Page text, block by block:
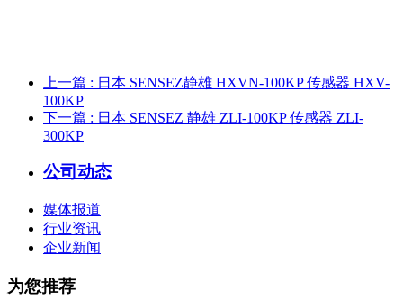
上一篇 : 日本 SENSEZ静雄 HXVN-100KP 传感器 HXV-
100KP
下一篇 : 日本 SENSEZ 静雄 ZLI-100KP 传感器 ZLI-
300KP
公司动态
媒体报道
行业资讯
企业新闻
为您推荐